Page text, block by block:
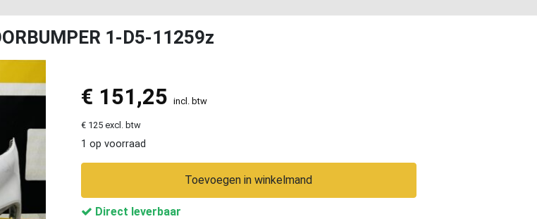
1-D5-11259z
€ 151,25 incl. btw
€ 125 excl. btw
1 op voorraad
Toevoegen in winkelmand
Direct leverbaar